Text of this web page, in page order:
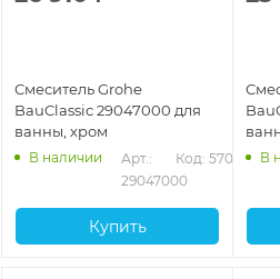
Смеситель Grohe
BauClassic 29047000 для
ванны, хром
В наличии
Арт.:
29047000
Код: 57042
Купить
В